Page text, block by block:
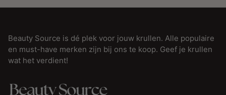
Beauty Source is dé plek voor jouw krullen. Alle populaire
en must-have merken zijn bij ons te koop. Geef je krullen
wat het verdient!